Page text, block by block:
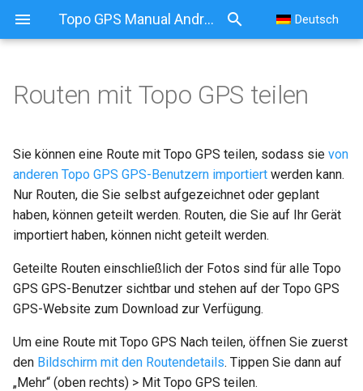
Topo GPS Manual Android Deutsch
Routen mit Topo GPS teilen
Gemeinsame Route ändern
Geteilte Route entfernen
Routen mit Topo GPS teilen
Sie können eine Route mit Topo GPS teilen, sodass sie von
anderen Topo GPS GPS-Benutzern importiert werden kann.
Nur Routen, die Sie selbst aufgezeichnet oder geplant
haben, können geteilt werden. Routen, die Sie auf Ihr Gerät
importiert haben, können nicht geteilt werden.
Geteilte Routen einschließlich der Fotos sind für alle Topo
GPS GPS-Benutzer sichtbar und stehen auf der Topo GPS
GPS-Website zum Download zur Verfügung.
Um eine Route mit Topo GPS Nach teilen, öffnen Sie zuerst
den Bildschirm mit den Routendetails. Tippen Sie dann auf
„Mehr“ (oben rechts) > Mit Topo GPS teilen.